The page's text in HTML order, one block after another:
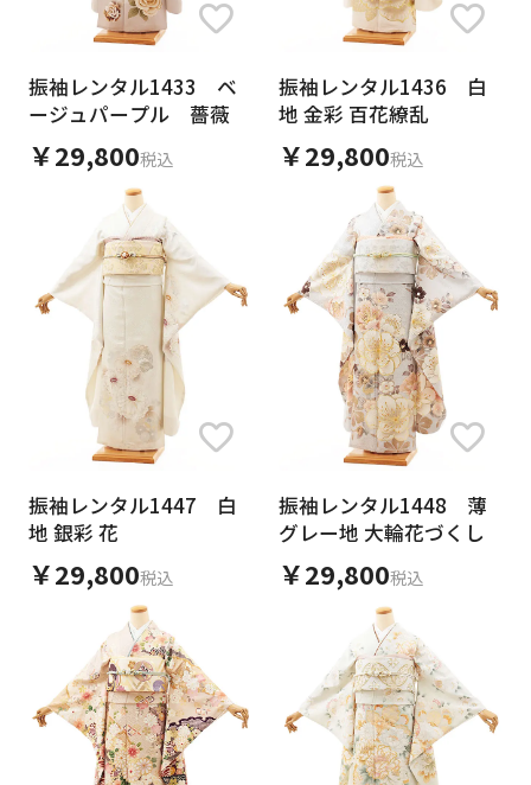
振袖レンタル1433 ベ
ージュパープル 薔薇
￥29,800税込
振袖レンタル1436 白
地 金彩 百花繚乱
￥29,800税込
振袖レンタル1447 白
地 銀彩 花
￥29,800税込
振袖レンタル1448 薄
グレー地 大輪花づくし
￥29,800税込